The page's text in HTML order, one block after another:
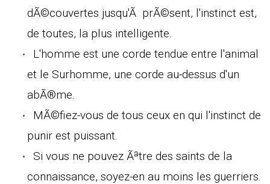
dÃ©couvertes jusqu'Ã prÃ©sent, l'instinct est,
de toutes, la plus intelligente.
L'homme est une corde tendue entre l'animal
et le Surhomme, une corde au-dessus d'un
abÃ®me.
MÃ©fiez-vous de tous ceux en qui l'instinct de
punir est puissant.
Si vous ne pouvez Ãªtre des saints de la
connaissance, soyez-en au moins les guerriers.